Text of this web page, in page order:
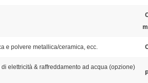
e polvere metallica/ceramica, ecc.
di elettricità & raffreddamento ad acqua (opzione)